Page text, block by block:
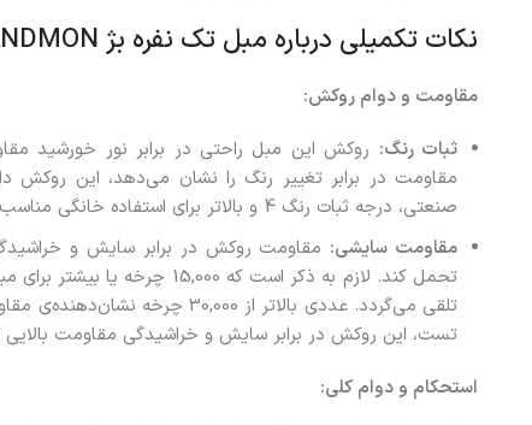
نکات تکمیلی درباره مبل تک نفره بژ STRANDMON
مقاومت و دوام روکش:
ثبات رنگ:
مقاومت در برابر تغییر رنگ را نشان می‌دهد، این روکش
صنعتی، درجه ثبات رنگ 4 و بالاتر برای استفاده خانگی مناسب است.
مقاومت سایشی: مقاومت روکش در برابر سایش و
تحمل کند. لازم به ذکر است که
تلقی می‌گردد. عددی بالاتر از
تست، این روکش در برابر سایش و خراشیدگی مقاومت بالایی
استحکام و دوام کلی: